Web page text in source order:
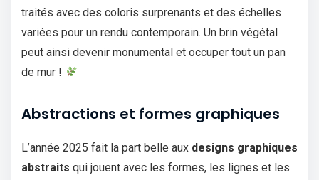
traités avec des coloris surprenants et des échelles
variées pour un rendu contemporain. Un brin végétal
peut ainsi devenir monumental et occuper tout un pan
de mur !
Abstractions et formes graphiques
L’année 2025 fait la part belle aux designs graphiques
abstraits qui jouent avec les formes, les lignes et les